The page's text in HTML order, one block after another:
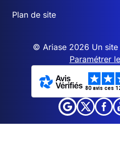
Plan de site
© Ariase 2026 Un
Paramétrer
80 avis ces